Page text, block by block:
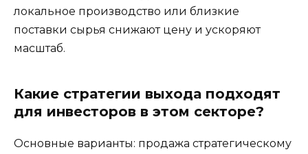
локальное производство или близкие
поставки сырья снижают цену и ускоряют
масштаб.
Какие стратегии выхода подходят
для инвесторов в этом секторе?
Основные варианты: продажа стратегическому